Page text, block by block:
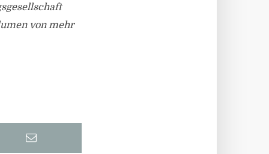
von mehr